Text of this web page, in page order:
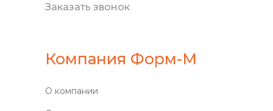
Заказать звонок
Компания Форм-М
О компании